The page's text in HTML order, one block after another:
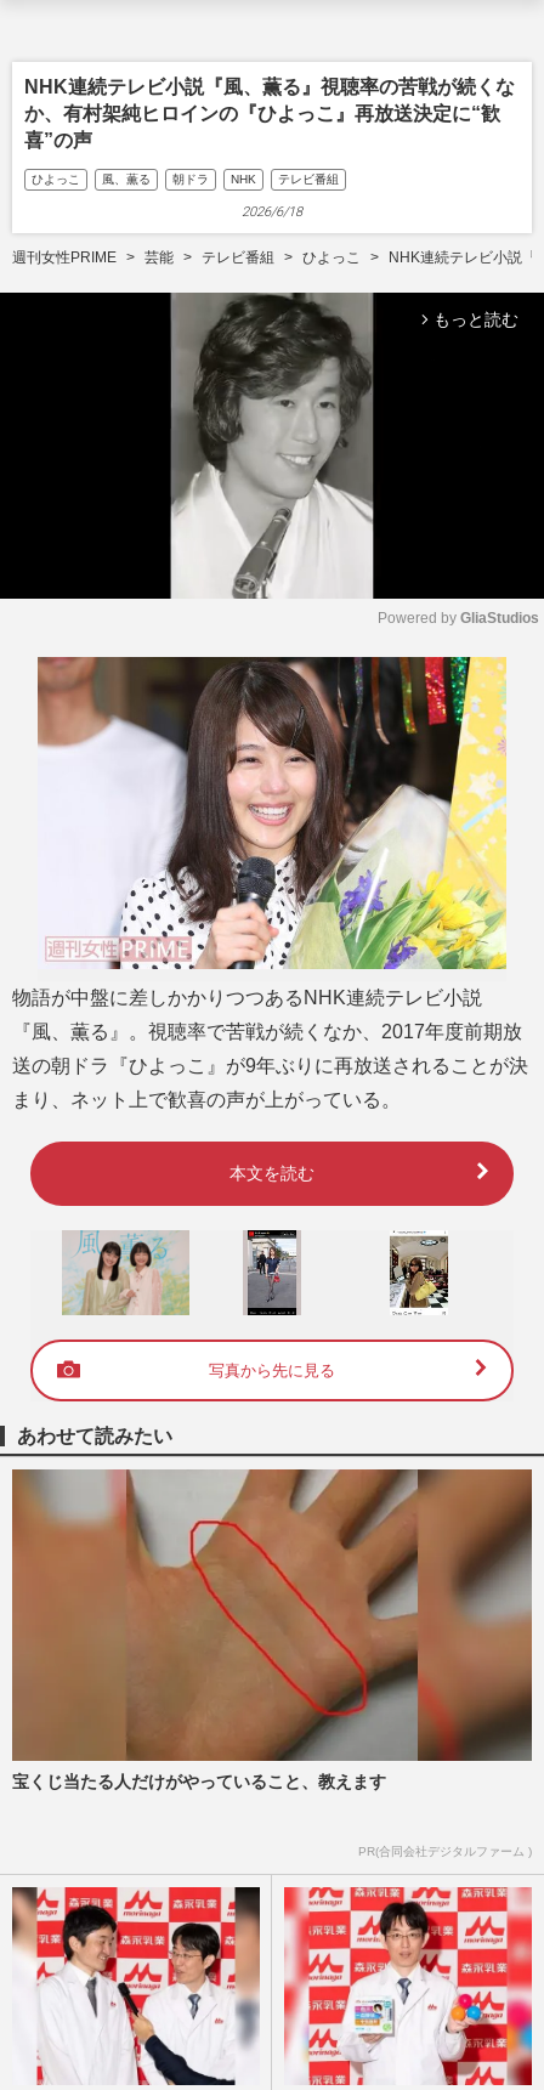
NHK連続テレビ小説『風、薫る』視聴率の苦戦が続くな
か、有村架純ヒロインの『ひよっこ』再放送決定に“歓
喜”の声
ひよっこ 風、薫る 朝ドラ NHK テレビ番組
2026/6/18
週刊女性PRIME 芸能 テレビ番組 ひよっこ NHK連続テレビ小説『
arrow_forward_ios もっと読む
M
u
t
e
Powered by GliaStudios
物語が中盤に差しかかりつつあるNHK連続テレビ小説
『風、薫る』。視聴率で苦戦が続くなか、2017年度前期放
送の朝ドラ『ひよっこ』が9年ぶりに再放送されることが決
まり、ネット上で歓喜の声が上がっている。
本文を読む
写真から先に見る
あわせて読みたい
宝くじ当たる人だけがやっていること、教えます
PR(合同会社デジタルファーム )